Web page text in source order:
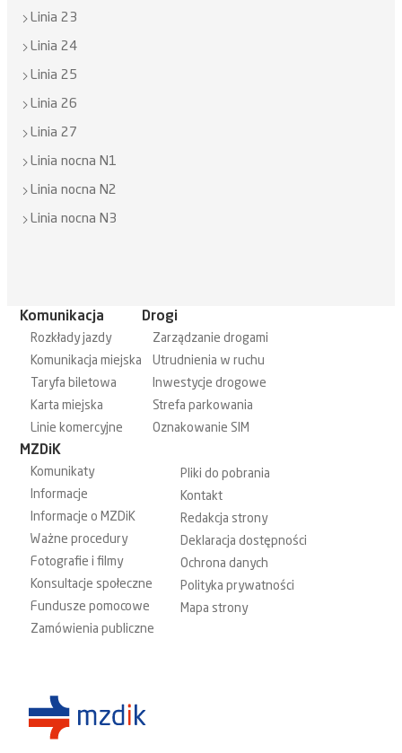
Linia 23
Linia 24
Linia 25
Linia 26
Linia 27
Linia nocna N1
Linia nocna N2
Linia nocna N3
Komunikacja
Rozkłady jazdy
Komunikacja miejska
Taryfa biletowa
Karta miejska
Linie komercyjne
Drogi
Zarządzanie drogami
Utrudnienia w ruchu
Inwestycje drogowe
Strefa parkowania
Oznakowanie SIM
MZDiK
Komunikaty
Informacje
Informacje o MZDiK
Ważne procedury
Fotografie i filmy
Konsultacje społeczne
Fundusze pomocowe
Zamówienia publiczne
Pliki do pobrania
Kontakt
Redakcja strony
Deklaracja dostępności
Ochrona danych
Polityka prywatności
Mapa strony